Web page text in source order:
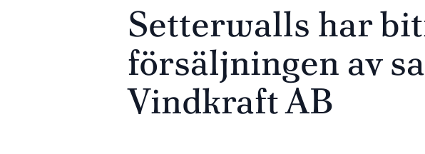
Setterwalls har
försäljningen av
Vindkraft AB